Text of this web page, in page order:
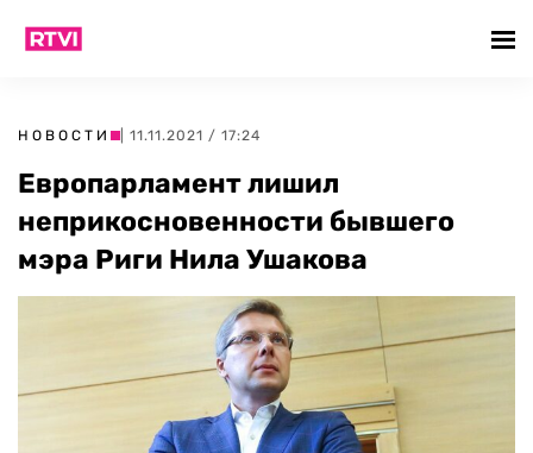
НОВОСТИ | 11.11.2021 / 17:24
Европарламент лишил
неприкосновенности бывшего
мэра Риги Нила Ушакова